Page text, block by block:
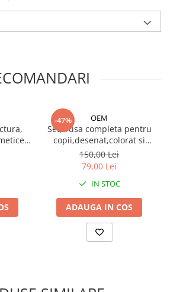
plat,
-47% OEM
Set,trusa completa pentru
copii,desenat,colorat si
pictat,180 piese,trusa din
lemn - Multicolor
150,00 Lei
79,00 Lei
IN STOC
ADAUGA IN COS